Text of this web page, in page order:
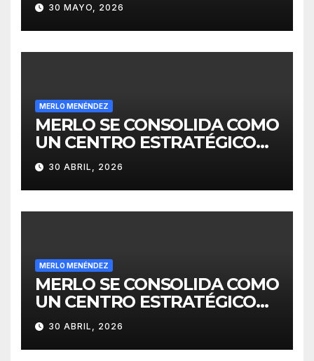
30 MAYO, 2026
MERLO MENÉNDEZ
MERLO SE CONSOLIDA COMO
UN CENTRO ESTRATÉGICO
PARA EL DESARROLLO DE
INVERSIONES
30 ABRIL, 2026
MERLO MENÉNDEZ
MERLO SE CONSOLIDA COMO
UN CENTRO ESTRATÉGICO
PARA EL DESARROLLO DE
INVERSIONES
30 ABRIL, 2026